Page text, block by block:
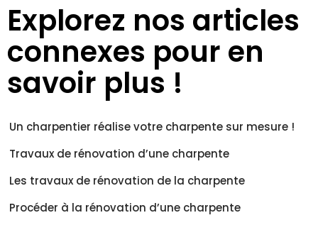
Explorez nos articles
connexes pour en
savoir plus !
Un charpentier réalise votre charpente sur mesure !
Travaux de rénovation d’une charpente
Les travaux de rénovation de la charpente
Procéder à la rénovation d’une charpente